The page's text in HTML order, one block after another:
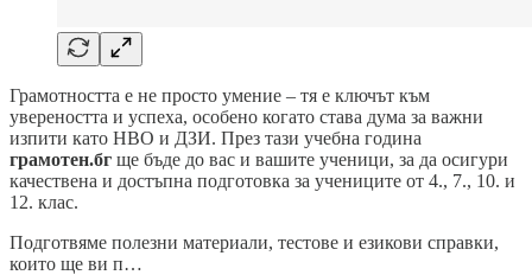
Грамотността е не просто умение – тя е ключът към
увереността и успеха, особено когато става дума за важни
изпити като НВО и ДЗИ. През тази учебна година
грамотен.бг ще бъде до вас и вашите ученици, за да осигури
качествена и достъпна подготовка за учениците от 4., 7., 10. и
12. клас.
Подготвяме полезни материали, тестове и езикови справки,
които ще ви п…